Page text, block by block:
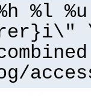
%l